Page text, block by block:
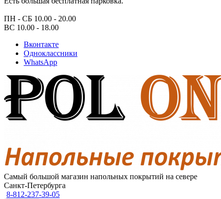
ПН - СБ 10.00 - 20.00
ВС 10.00 - 18.00
Вконтакте
Одноклассники
WhatsApp
Самый большой магазин напольных покрытий на севере
Санкт-Петербурга
8-812-237-39-05